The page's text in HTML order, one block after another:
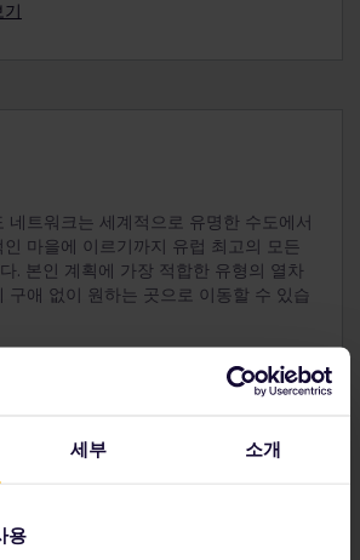
세부 소개
용
함께 여행할 수 있습니다. 예를 들어,
이는 동행하는 성인과 동일한 등급 좌
다.
패스, 청소년 패스 또는 경로 패스와 함
를 주문에 추가하는 것을 잊지 마세요.
에 어린이 패스를 추가할 수 없습니
자는 청소년 패스로 여행할 수 있습니
네트워크는 세계적으로 유명한 수도에서
마을에 이르기까지 유럽 최고의 모든
. 본인 계획에 가장 적합한 유형의 열차
구애 없이 원하는 곳으로 이동할 수 있습